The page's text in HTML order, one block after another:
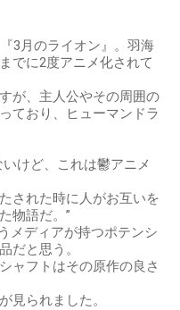
3月のライオン』。羽海
でに2度アニメ化されて
が、主人公やその周囲の
ており、ヒューマンドラ
けど、これは鬱アニメ
された時に人がお互いを
物語だ。”
メディアが持つポテンシ
だと思う。
ャフトはその原作の良さ
見られました。